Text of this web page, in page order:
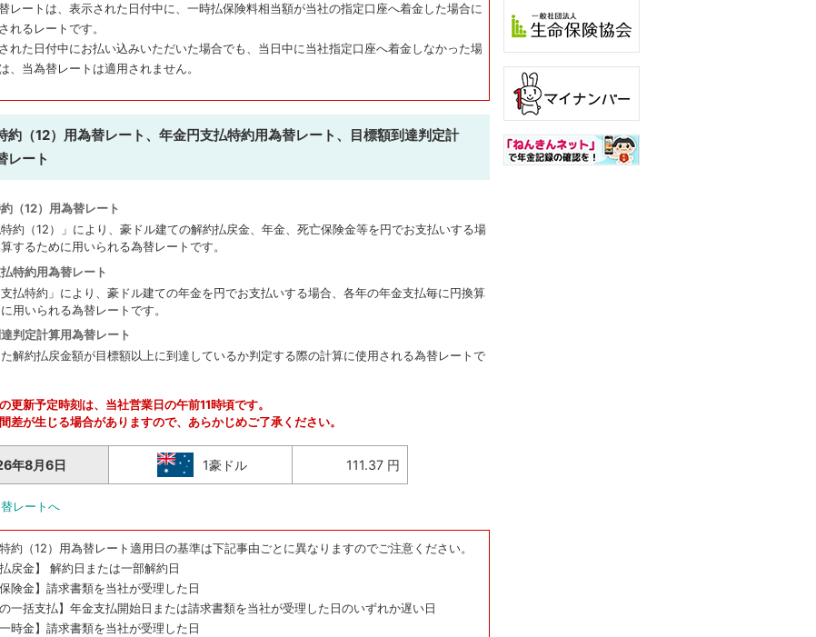
レートは、表示された日付中に、一時払保険料相当額が当社の指定口座へ着金した場合に
れるレートです。
れた日付中にお払い込みいただいた場合でも、当日中に当社指定口座へ着金しなかった場
、当為替レートは適用されません。
約（12）用為替レート、年金円支払特約用為替レート、目標額到達判定計
レート
（12）用為替レート
特約（12）」により、豪ドル建ての解約払戻金、年金、死亡保険金等を円でお支払いする場
するために用いられる為替レートです。
特約用為替レート
支払特約」により、豪ドル建ての年金を円でお支払いする場合、各年の年金支払毎に円換算
用いられる為替レートです。
判定計算用為替レート
解約払戻金額が目標額以上に到達しているか判定する際の計算に使用される為替レートで
更新予定時刻は、当社営業日の午前11時頃です。
差が生じる場合がありますので、あらかじめご了承ください。
年8月6日 1豪ドル 111.37 円
レートへ
約（12）用為替レート適用日の基準は下記事由ごとに異なりますのでご注意ください。
払戻金】 解約日または一部解約日
保険金】請求書類を当社が受理した日
の一括支払】年金支払開始日または請求書類を当社が受理した日のいずれか遅い日
一時金】請求書類を当社が受理した日